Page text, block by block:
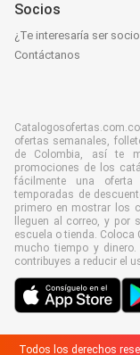
Socios
¿Te interesaría ser
Contáctanos
ofertas semanales,
de Colombia, así te
promociones de los
fácilmente una
temporadas de
primero en mostrar los
lleguen al correo, y por
escuela o tienda.
mucho tiempo y
contribuyes a reducir el
Todos los derechos